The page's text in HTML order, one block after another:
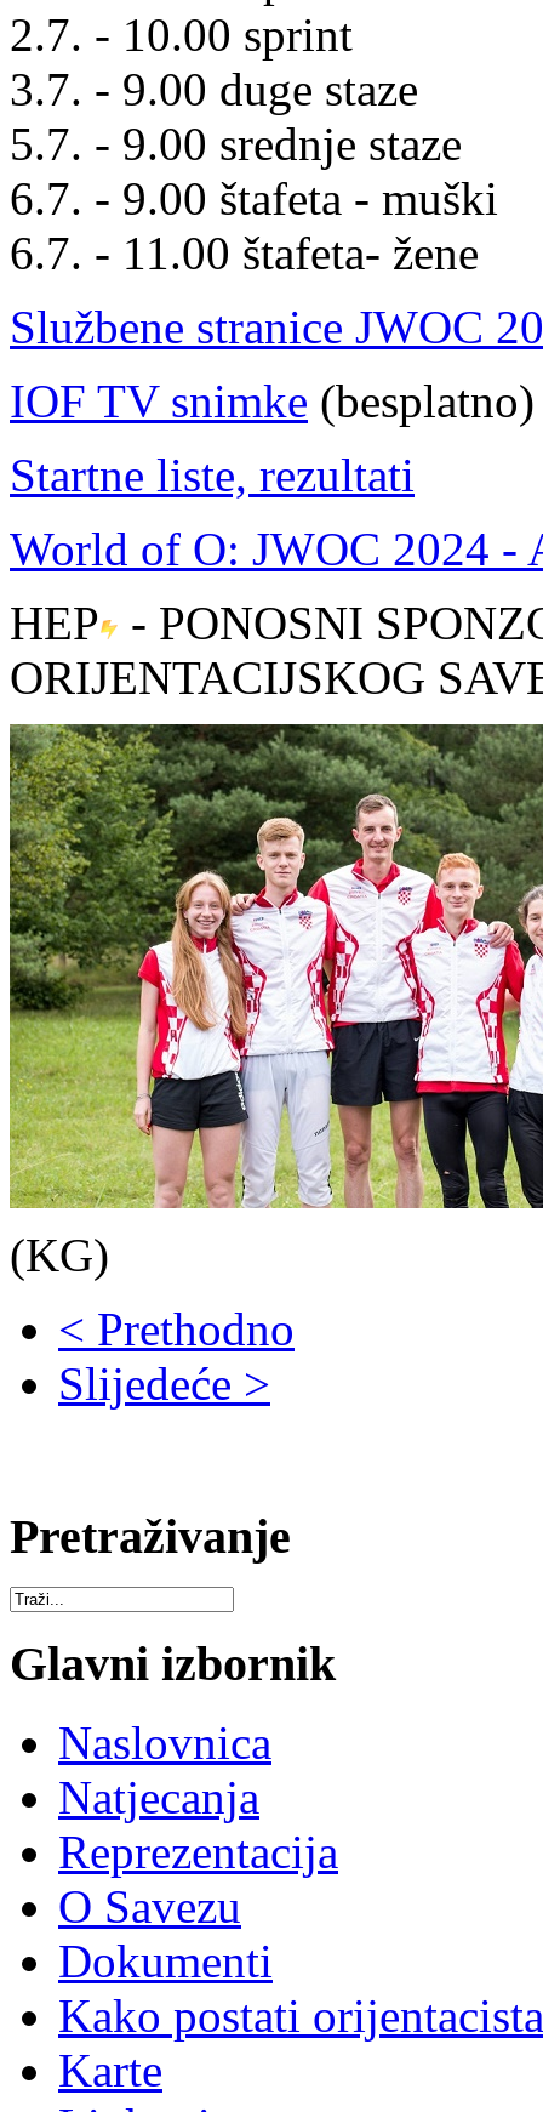
2.7. - 10.00 sprint
3.7. - 9.00 duge staze
5.7. - 9.00 srednje staze
6.7. - 9.00 štafeta - muški
6.7. - 11.00 štafeta- žene
Službene stranice JWOC
IOF TV snimke (besplatno)
Startne liste, rezultati
World of O: JWOC 2024 -
HEP
- PONOSNI
ORIJENTACIJSKOG
(KG)
< Prethodno
Slijedeće >
Pretraživanje
Glavni izbornik
Naslovnica
Natjecanja
Reprezentacija
O Savezu
Dokumenti
Kako postati
Karte